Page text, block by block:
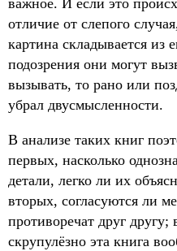
отличие от слепого
картина складывается из
подозрения они могут
вызывать, то рано или
убрал двусмысленности.
В анализе таких книг
первых, насколько
детали, легко ли их
вторых, согласуются ли
противоречат друг другу;
скрупулёзно эта книга